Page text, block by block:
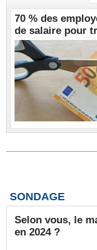
70 % des
de salaire pour
SONDAGE
Selon vous, le
en 2024 ?